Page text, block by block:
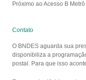
Próximo ao Acesso B
Contato
O BNDES aguarda sua
disponibiliza a
postal. Para que isso